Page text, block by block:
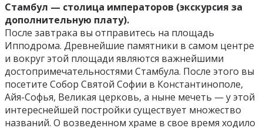
Стамбул — столица императоров (экскурсия за
дополнительную плату).
После завтрака вы отправитесь на площадь
Ипподрома. Древнейшие памятники в самом центре
и вокруг этой площади являются важнейшими
достопримечательностями Стамбула. После этого вы
посетите Собор Святой Софии в Константинополе,
Айя-Софья, Великая церковь, а ныне мечеть — у этой
интереснейшей постройки существует множество
названий. О возведенном храме в свое время ходило